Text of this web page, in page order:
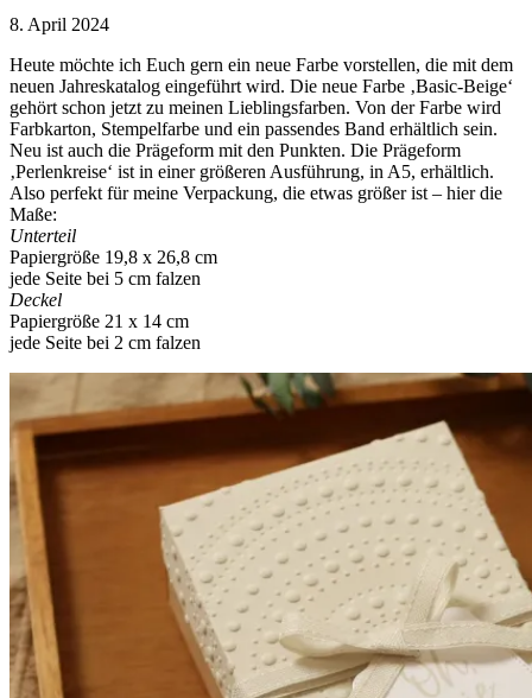
8. April 2024
Heute möchte ich Euch gern ein neue Farbe vorstellen, die mit dem
neuen Jahreskatalog eingeführt wird. Die neue Farbe ‚Basic-Beige‘
gehört schon jetzt zu meinen Lieblingsfarben. Von der Farbe wird
Farbkarton, Stempelfarbe und ein passendes Band erhältlich sein.
Neu ist auch die Prägeform mit den Punkten. Die Prägeform
‚Perlenkreise‘ ist in einer größeren Ausführung, in A5, erhältlich.
Also perfekt für meine Verpackung, die etwas größer ist – hier die
Maße:
Unterteil
Papiergröße 19,8 x 26,8 cm
jede Seite bei 5 cm falzen
Deckel
Papiergröße 21 x 14 cm
jede Seite bei 2 cm falzen